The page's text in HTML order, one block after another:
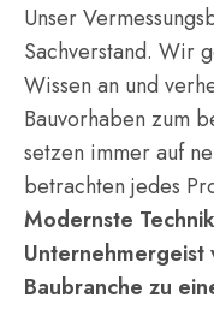
Unser
Sachverstand. Wir
Wissen an und
Bauvorhaben zum
setzen immer auf
betrachten jedes
Modernste
Baubranche zu